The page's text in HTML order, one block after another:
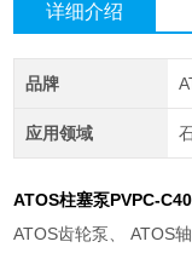
详细介绍
品牌
应用领域
ATOS柱塞泵PVPC-
ATOS齿轮泵、 ATOS